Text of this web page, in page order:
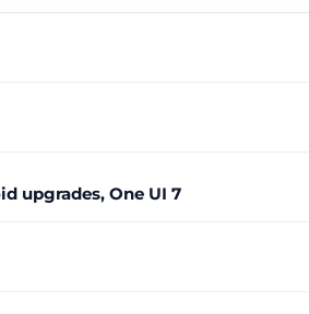
upgrades, One UI 7